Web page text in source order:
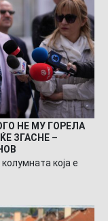
НЕ МУ ГОРЕЛА
ЗГАСНЕ –
која е